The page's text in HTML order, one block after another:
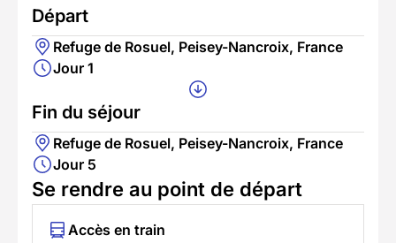
Départ
Refuge de Rosuel, Peisey-Nancroix, France
Jour 1
Fin du séjour
Refuge de Rosuel, Peisey-Nancroix, France
Jour 5
Se rendre au point de départ
Accès en train